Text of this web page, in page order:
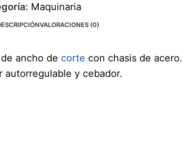
Maquinaria
VALORACIONES (0)
ancho de corte con chasis de
autorregulable y cebador.